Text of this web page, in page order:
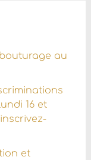
au
16 et
et